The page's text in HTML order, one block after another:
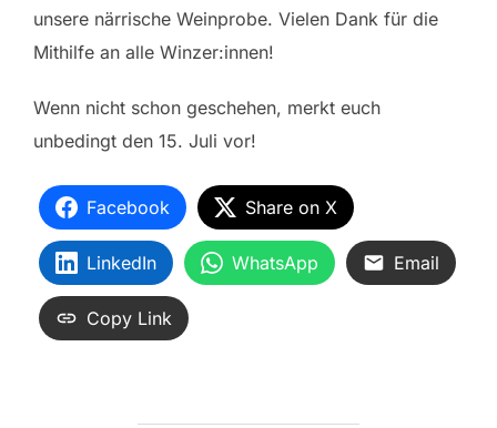
unsere närrische Weinprobe. Vielen Dank für die
Mithilfe an alle Winzer:innen!
Wenn nicht schon geschehen, merkt euch
unbedingt den 15. Juli vor!
Facebook Share on X
LinkedIn WhatsApp Email
Copy Link